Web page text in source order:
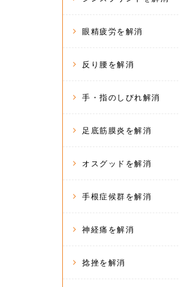
眼精疲労を解消
反り腰を解消
手・指のしびれ解消
足底筋膜炎を解消
オスグッドを解消
手根症候群を解消
神経痛を解消
捻挫を解消